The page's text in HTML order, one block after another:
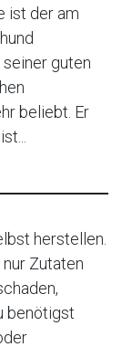
ist der am
guten
beliebt. Er
herstellen.
Zutaten
benötigst